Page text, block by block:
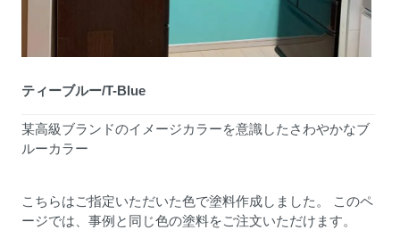
ティーブルー/T-Blue
某高級ブランドのイメージカラーを意識したさわやかなブ
ルーカラー
こちらはご指定いただいた色で塗料作成しました。 このペ
ージでは、事例と同じ色の塗料をご注文いただけます。